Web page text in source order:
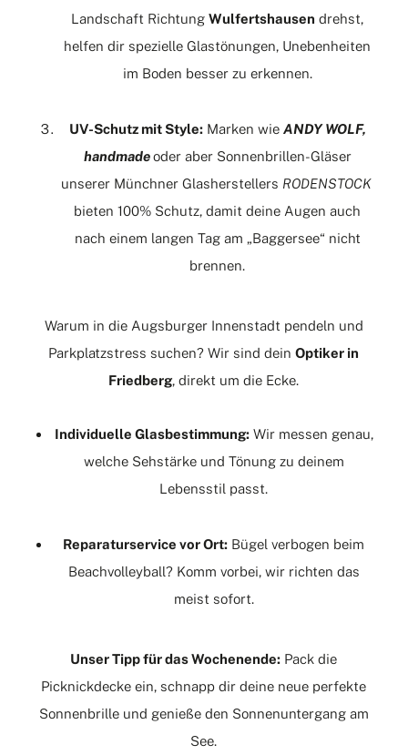
Landschaft RichtungWulfertshausen drehst,
helfen dir spezielle Glastönungen, Unebenheiten
im Boden besser zu erkennen.
UV-Schutz mit Style:Marken wie ANDY WOLF,
handmadeoder aber Sonnenbrillen-Gläser
unserer Münchner Glasherstellers RODENSTOCK
bieten 100% Schutz, damit deine Augen auch
nach einem langen Tag am „Baggersee“ nicht
brennen.
Warum in die Augsburger Innenstadt pendeln und
Parkplatzstress suchen? Wir sind deinOptiker in
Friedberg, direkt um die Ecke.
Individuelle Glasbestimmung:Wir messen genau,
welche Sehstärke und Tönung zu deinem
Lebensstil passt.
Reparaturservice vor Ort: Bügel verbogen beim
Beachvolleyball? Komm vorbei, wir richten das
meist sofort.
Unser Tipp für das Wochenende: Pack die
Picknickdecke ein, schnapp dir deine neue perfekte
Sonnenbrille und genieße den Sonnenuntergang am
See.